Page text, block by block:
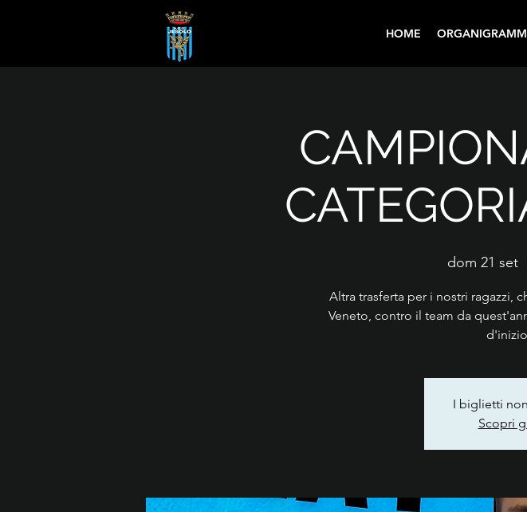
HOME
dom 21 set
Altra trasferta per i nostri ragazzi,
Veneto, contro il team da
I biglietti
Scopri